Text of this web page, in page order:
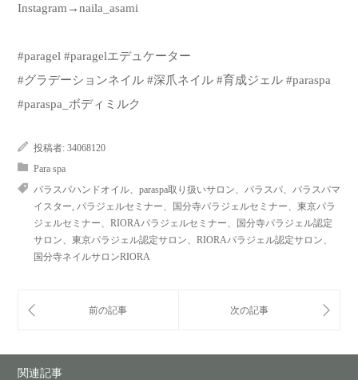
Instagram→naila_asami
#paragel #paragelエデュケーター
#グラデーションネイル #深爪ネイル #育成ジェル #paraspa
#paraspa_ボディミルク
投稿者: 34068120
Para spa
パラスパハンドオイル、paraspa取り扱いサロン、パラスパ、パラスパマ
イスター, パラジェルセミナー、国分寺パラジェルセミナー、東京パラ
ジェルセミナー、RIORAパラジェルセミナー、国分寺パラジェル認定
サロン、東京パラジェル認定サロン、RIORAパラジェル認定サロン、
国分寺ネイルサロンRIORA
関連記事